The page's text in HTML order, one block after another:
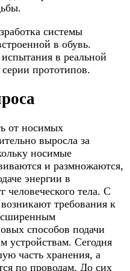
системы
в обувь.
в реальной
прототипов.
от носимых
выросла за
носимые
и размножаются,
энергии в
человеческого тела. С
требования к
способов подачи
устройствам. Сегодня
часть хранения, а
по проводам. До сих